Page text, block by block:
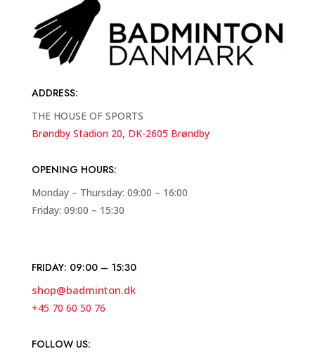
ADDRESS:
THE HOUSE OF SPORTS
Brøndby Stadion 20, DK-2605 Brøndby
OPENING HOURS:
Monday – Thursday: 09:00 – 16:00
Friday: 09:00 – 15:30
FRIDAY: 09:00 – 15:30
shop@badminton.dk
+45 70 60 50 76
FOLLOW US: